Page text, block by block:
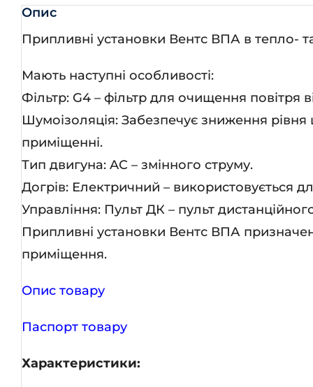
Опис
Припливні установки Вентс ВПА в тепло-
Мають наступні особливості:
Фільтр: G4 – фільтр для очищення повітря
Шумоізоляція: Забезпечує зниження
приміщенні.
Тип двигуна: AC – змінного струму.
Догрів: Електричний – використовується
Управління: Пульт ДК – пульт
Припливні установки Вентс ВПА
приміщення.
Опис товару
Паспорт товару
Характеристики: